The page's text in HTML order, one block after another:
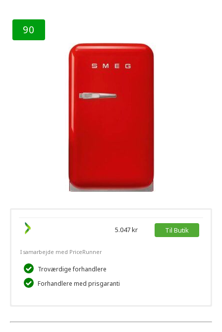
90
5.047 kr Til Butik
I samarbejde med PriceRunner
Troværdige forhandlere
Forhandlere med prisgaranti